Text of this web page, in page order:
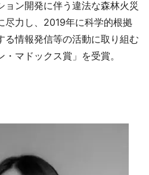
ン開発に伴う違法な森林火災
尽力し、2019年に科学的根拠
る情報発信等の活動に取り組む
マドックス賞」を受賞。